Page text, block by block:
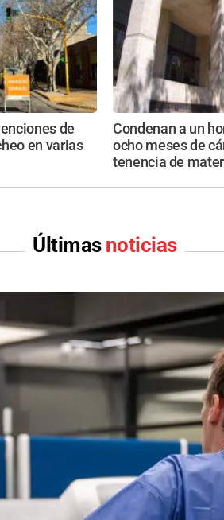
de
en varias
Condenan a un
ocho meses de
tenencia de
Últimas noticias